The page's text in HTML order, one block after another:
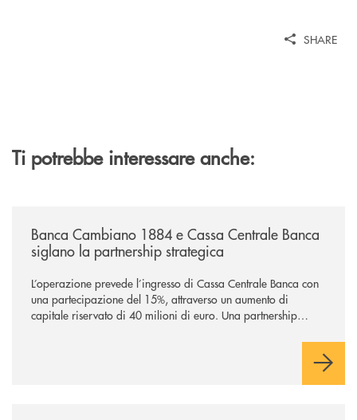
SHARE
Ti potrebbe interessare anche:
Banca Cambiano 1884 e Cassa Centrale Banca
siglano la partnership strategica
L’operazione prevede l’ingresso di Cassa Centrale Banca con
una partecipazione del 15%, attraverso un aumento di
capitale riservato di 40 milioni di euro. Una partnership
comuni e sulla prossimità ai territori, per ampliare l’offerta e